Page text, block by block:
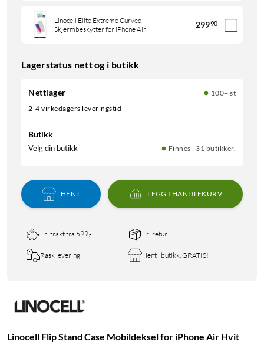
Linocell Elite Extreme Curved
Skjermbeskytter for iPhone Air
29990
Lagerstatus nett og i butikk
Nettlager
100+ st
2-4 virkedagers leveringstid
Butikk
Velg din butikk Finnes i 31 butikker.
HENT LEGG I HANDLEKURV
Fri frakt fra 599,- Fri retur
Rask levering Hent i butikk, GRATIS!
Linocell Flip Stand Case Mobildeksel for iPhone Air Hvit